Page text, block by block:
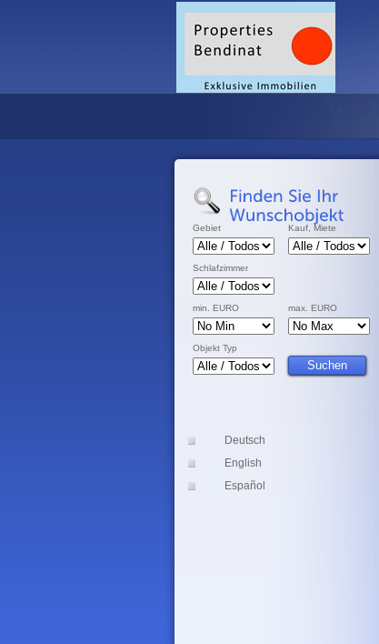
Gebiet Kauf, Miete
Schlafzimmer
min. EURO max. EURO
Objekt Typ
Deutsch
English
Español